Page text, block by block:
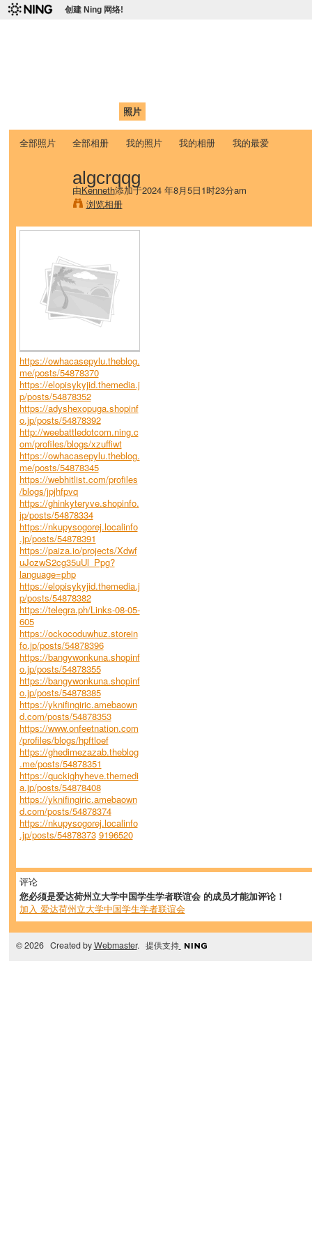
创建 Ning 网络!
照片
全部照片 全部相册 我的照片 我的相册 我的最爱
algcrqqg
由Kenneth添加于2024 年8月5日1时23分am
浏览相册
https://owhacasepylu.theblog.
me/posts/54878370
https://elopisykyjid.themedia.j
p/posts/54878352
https://adyshexopuga.shopinf
o.jp/posts/54878392
http://weebattledotcom.ning.c
om/profiles/blogs/xzuffiwt
https://owhacasepylu.theblog.
me/posts/54878345
https://webhitlist.com/profiles
/blogs/jpjhfpvq
https://ghinkyteryve.shopinfo.
jp/posts/54878334
https://nkupysogorej.localinfo
.jp/posts/54878391
https://paiza.io/projects/Xdwf
uJozwS2cg35uUl_Ppg?
language=php
https://elopisykyjid.themedia.j
p/posts/54878382
https://telegra.ph/Links-08-05-
605
https://ockocoduwhuz.storein
fo.jp/posts/54878396
https://bangywonkuna.shopinf
o.jp/posts/54878355
https://bangywonkuna.shopinf
o.jp/posts/54878385
https://yknifingiric.amebaown
d.com/posts/54878353
https://www.onfeetnation.com
/profiles/blogs/hpftloef
https://ghedimezazab.theblog
.me/posts/54878351
https://quckighyheve.themedi
a.jp/posts/54878408
https://yknifingiric.amebaown
d.com/posts/54878374
https://nkupysogorej.localinfo
.jp/posts/54878373 9196520
评论
您必须是爱达荷州立大学中国学生学者联谊会 的成员才能加评论！
加入 爱达荷州立大学中国学生学者联谊会
© 2026 Created byWebmaster. 提供支持